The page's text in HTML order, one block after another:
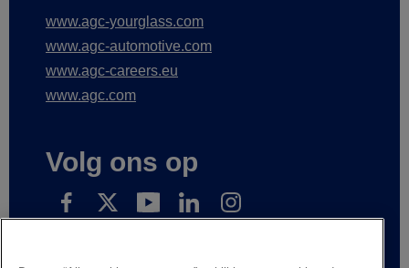
www.agc-yourglass.com
www.agc-automotive.com
www.agc-careers.eu
www.agc.com
Volg ons op